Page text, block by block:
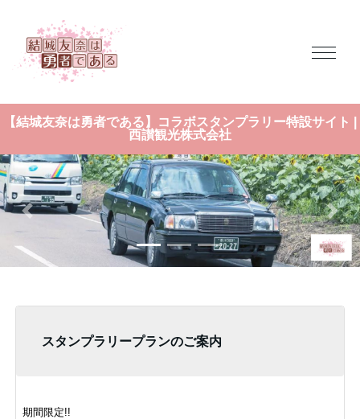
【結城友奈は勇者である】コラボスタンプラリー特設サイト |
西讃観光株式会社
前の画像へ 次
スタンプラリープランのご案内
期間限定!!